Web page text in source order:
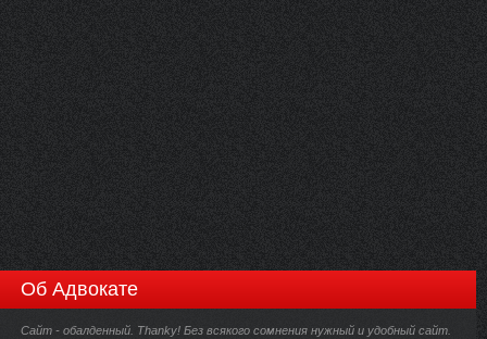
Об Адвокате
Сайт - обалденный. Thanky! Без всякого сомнения нужный и удобный сайт.